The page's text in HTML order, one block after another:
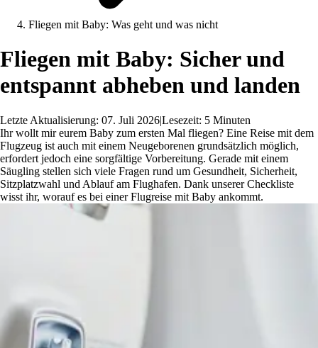
Fliegen mit Baby: Was geht und was nicht
Fliegen mit Baby: Sicher und
entspannt abheben und landen
Letzte Aktualisierung: 07. Juli 2026|Lesezeit: 5 Minuten
Ihr wollt mir eurem Baby zum ersten Mal fliegen? Eine Reise mit dem
Flugzeug ist auch mit einem Neugeborenen grundsätzlich möglich,
erfordert jedoch eine sorgfältige Vorbereitung. Gerade mit einem
Säugling stellen sich viele Fragen rund um Gesundheit, Sicherheit,
Sitzplatzwahl und Ablauf am Flughafen. Dank unserer Checkliste
wisst ihr, worauf es bei einer Flugreise mit Baby ankommt.